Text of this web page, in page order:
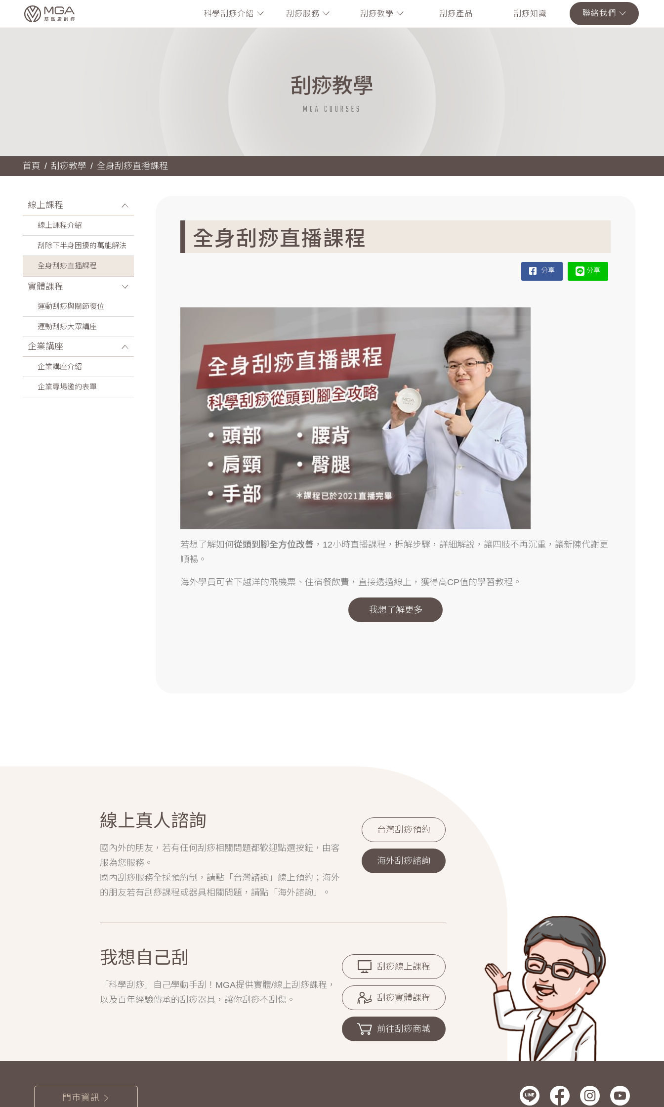
科學刮痧介紹 刮痧服務 刮痧教學 刮痧產品 刮痧知識 聯絡我們
刮痧教學
MGA COURSES
首頁 刮痧教學 全身刮痧直播課程
線上課程
線上課程介紹
刮除下半身困擾的萬能解法
全身刮痧直播課程
實體課程
運動刮痧與關節復位
運動刮痧大眾講座
企業講座
企業講座介紹
企業專場邀約表單
全身刮痧直播課程
分享 分享
若想了解如何從頭到腳全方位改善 ，12小時直播課程，拆解步驟，詳細解說，讓四肢不再沉重，讓新陳代謝更
順暢。
海外學員可省下越洋的飛機票、住宿餐飲費，直接透過線上，獲得高CP值的學習教程。
我想了解更多
線上真人諮詢
國內外的朋友，若有任何刮痧相關問題都歡迎點選按鈕，由客
服為您服務。
國內刮痧服務全採預約制，請點「台灣諮詢」線上預約；海外
的朋友若有刮痧課程或器具相關問題，請點「海外諮詢」。
台灣刮痧預約
海外刮痧諮詢
我想自己刮
「科學刮痧」自己學動手刮！MGA提供實體/線上刮痧課程，
以及百年經驗傳承的刮痧器具，讓你刮痧不刮傷。
刮痧線上課程
刮痧實體課程
前往刮痧商城
門市資訊